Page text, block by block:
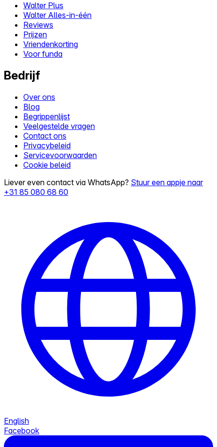
Walter Plus
Walter Alles-in-één
Reviews
Prijzen
Vriendenkorting
Voor funda
Bedrijf
Over ons
Blog
Begrippenlijst
Veelgestelde vragen
Contact ons
Privacybeleid
Servicevoorwaarden
Cookie beleid
Liever even contact via WhatsApp? Stuur een appje naar
+31 85 080 68 60
English
Facebook